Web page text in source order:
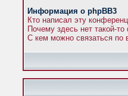
Информация о phpBB3
Кто написал эту
Почему здесь нет такой-
С кем можно связаться по